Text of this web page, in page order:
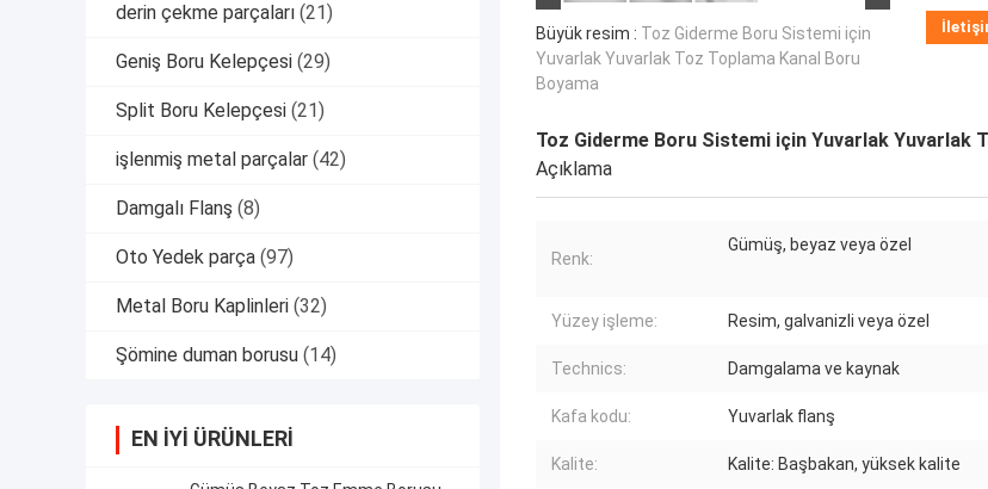
derin çekme parçaları (21)
Geniş Boru Kelepçesi (29)
Split Boru Kelepçesi (21)
işlenmiş metal parçalar (42)
Damgalı Flanş (8)
Oto Yedek parça (97)
Metal Boru Kaplinleri (32)
Şömine duman borusu (14)
EN IYI ÜRÜNLERI
Büyük resim : Toz Giderme Boru Sistemi için
Yuvarlak Yuvarlak Toz Toplama Kanal Boru
Boyama
Toz Giderme Boru Sistemi için Yuvarlak Yuvarlak
Açıklama
Renk:
Gümüş, beyaz veya özel
Yüzey işleme: Resim, galvanizli veya özel
Technics: Damgalama ve kaynak
Kafa kodu: Yuvarlak flanş
Kalite: Kalite: Başbakan, yüksek kalite